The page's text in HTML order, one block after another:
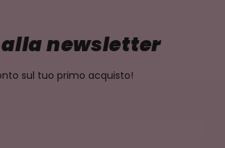
newsletter
sul tuo primo acquisto!